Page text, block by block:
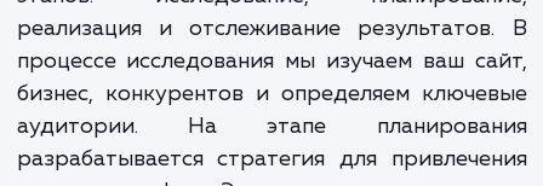
этих групп. Это может включать в себя
ключевых слов, оптимизацию
сайта, социальный медиа-
контекстную рекламу и многое
также регулярно отслеживаем